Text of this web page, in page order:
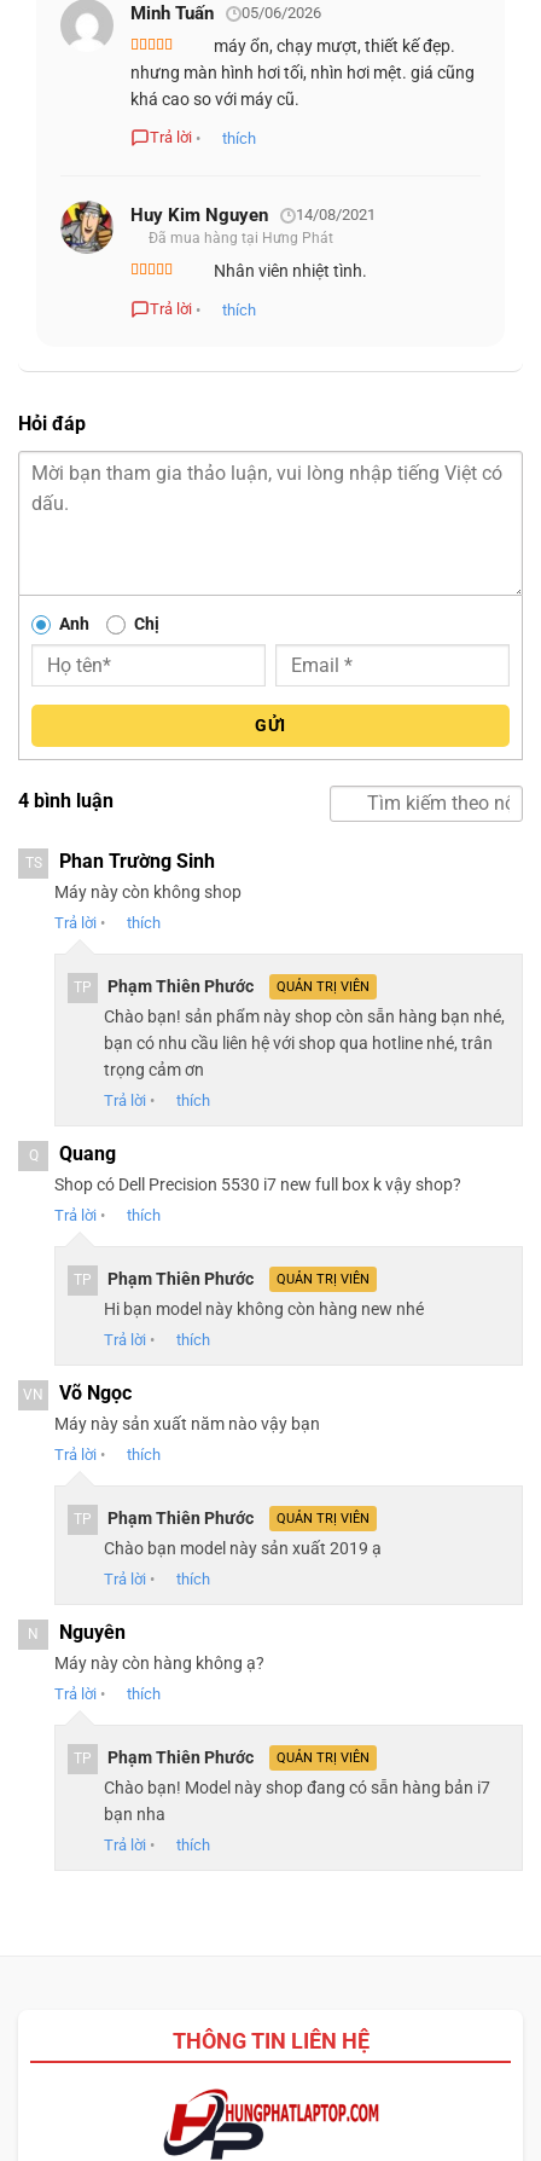
Các cổng kết nối trên Dell Precision 5530 khá đa dạng, bao
gồm 2 khe USB 3.0, cổng Thunderbolt 3, cổng HDMI và khe
thẻ SD. Bên cạnh đó, Precision 5530 còn được trang bị
cho những người có nhu cầu sử dụng nhiều thiết bị ngoại
Minh Tuấn 05/06/2026
Được
xếp
hạng 3
5 sao
máy ổn, chạy mượt, thiết kế đẹp.
nhưng màn hình hơi tối, nhìn hơi mệt. giá cũng
khá cao so với máy cũ.
Trả lời • thích
Huy Kim Nguyen 14/08/2021
Đã mua hàng tại Hưng Phát
hạng45
sao
Nhân viên nhiệt tình.
Trả lời • thích
Hỏi đáp
Anh Chị
GỬI
4 bình luận
TS Phan Trường Sinh
Máy này còn không shop
Trả lời • thích
TP Phạm Thiên Phước QUẢN TRỊ VIÊN
Chào bạn! sản phẩm này shop còn sẵn hàng bạn nhé,
bạn có nhu cầu liên hệ với shop qua hotline nhé, trân
trọng cảm ơn
Trả lời • thích
Q Quang
Shop có Dell Precision 5530 i7 new full box k vậy shop?
Trả lời • thích
TP Phạm Thiên Phước QUẢN TRỊ VIÊN
Hi bạn model này không còn hàng new nhé
Trả lời • thích
VN Võ Ngọc
Máy này sản xuất năm nào vậy bạn
Trả lời • thích
TP Phạm Thiên Phước QUẢN TRỊ VIÊN
Chào bạn model này sản xuất 2019 ạ
Trả lời • thích
N Nguyên
Máy này còn hàng không ạ?
Trả lời • thích
TP Phạm Thiên Phước QUẢN TRỊ VIÊN
Chào bạn! Model này shop đang có sẵn hàng bản i7
bạn nha
Trả lời • thích
THÔNG TIN LIÊN HỆ